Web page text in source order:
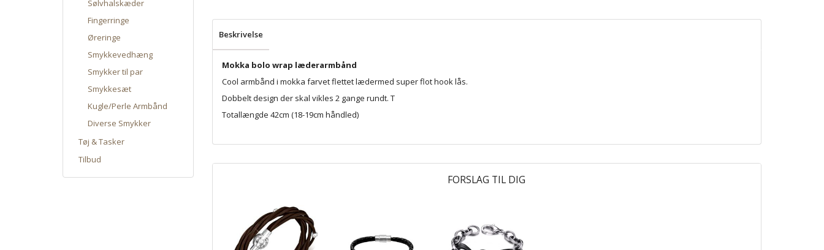
Sølvhalskæder
Fingerringe
Øreringe
Smykkevedhæng
Smykker til par
Smykkesæt
Kugle/Perle Armbånd
Diverse Smykker
Tøj & Tasker
Tilbud
Beskrivelse
Mokka bolo wrap læderarmbånd
Cool armbånd i mokka farvet flettet lædermed super flot hook lås.
Dobbelt design der skal vikles 2 gange rundt. T
Totallængde 42cm (18-19cm håndled)
FORSLAG TIL DIG